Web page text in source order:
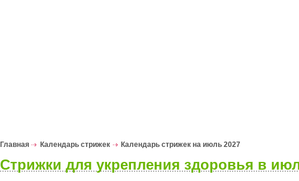
Главная Календарь стрижек Календарь стрижек на июль 2027
Cтрижки для укрепления здоровья в